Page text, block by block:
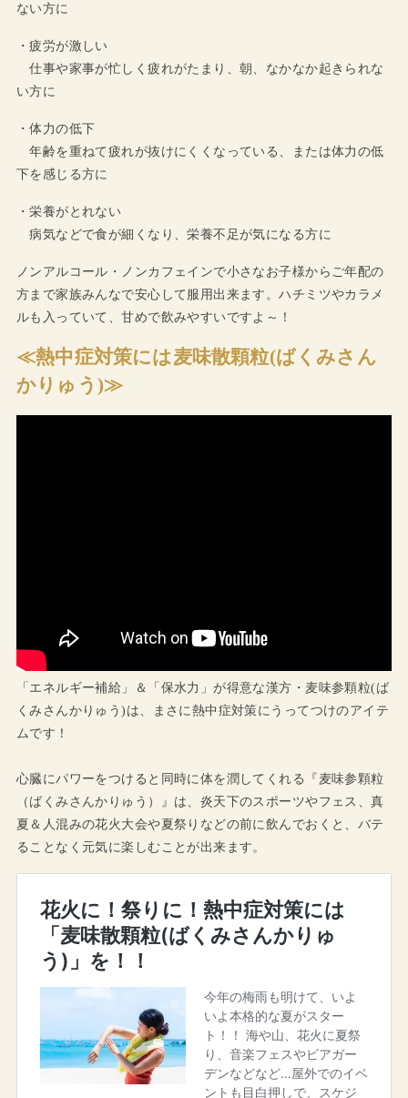
ない方に
・疲労が激しい
仕事や家事が忙しく疲れがたまり、朝、なかなか起きられな
い方に
・体力の低下
年齢を重ねて疲れが抜けにくくなっている、または体力の低
下を感じる方に
・栄養がとれない
病気などで食が細くなり、栄養不足が気になる方に
ノンアルコール・ノンカフェインで小さなお子様からご年配の
方まで家族みんなで安心して服用出来ます。ハチミツやカラメ
ルも入っていて、甘めで飲みやすいですよ～！
≪熱中症対策には麦味散顆粒(ばくみさん
かりゅう)≫
「エネルギー補給」＆「保水力」が得意な漢方・麦味参顆粒(ば
くみさんかりゅう)は、まさに熱中症対策にうってつけのアイテ
ムです！
心臓にパワーをつけると同時に体を潤してくれる『麦味参顆粒
（ばくみさんかりゅう）』は、炎天下のスポーツやフェス、真
夏＆人混みの花火大会や夏祭りなどの前に飲んでおくと、バテ
ることなく元気に楽しむことが出来ます。